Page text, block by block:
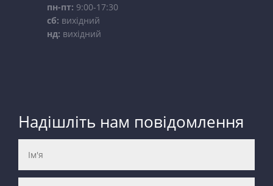
пн-пт: 9:00-17:30
сб: вихідний
нд: вихідний
Надішліть нам повідомлення